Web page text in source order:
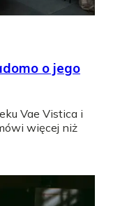
o jego
Vae Vistica i
więcej niż